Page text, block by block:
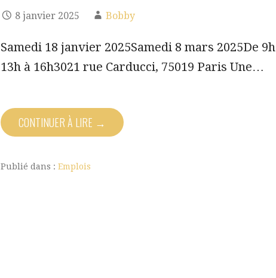
8 janvier 2025 Bobby
Samedi 18 janvier 2025Samedi 8 mars 2025De
13h à 16h3021 rue Carducci, 75019 Paris Une…
CONTINUER À LIRE →
Publié dans : Emplois